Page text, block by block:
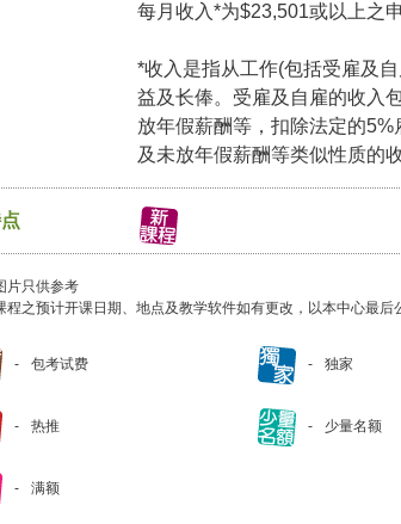
每月收入*为$23,501或以上之
*收入是指从工作(包括受雇及
益及长俸。受雇及自雇的收入
放年假薪酬等，扣除法定的
及未放年假薪酬等类似性质的
片只供参考
程之预计开课日期、地点及教学软件如有更改，以本中心最后
包考试费 独家
热推 少量名额
满额